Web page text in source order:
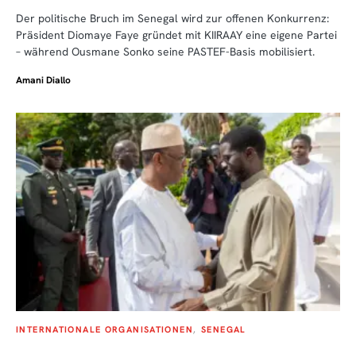
Der politische Bruch im Senegal wird zur offenen Konkurrenz:
Präsident Diomaye Faye gründet mit KIIRAAY eine eigene Partei
– während Ousmane Sonko seine PASTEF-Basis mobilisiert.
Amani Diallo
INTERNATIONALE ORGANISATIONEN SENEGAL